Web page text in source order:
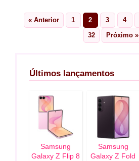
« Anterior 1 2 3 4
32
Próximo »
Últimos lançamentos
Samsung
Galaxy Z Flip 8
Samsung
Galaxy Z Fold